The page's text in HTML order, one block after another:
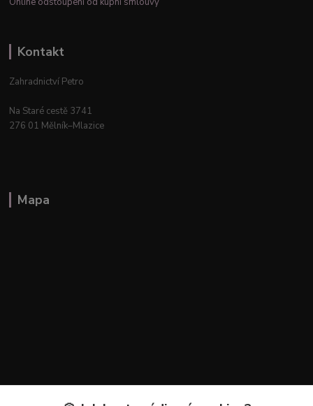
Kontakt
Zahradnictví Petro
Na Staré cestě 3741
276 01 Mělník–Mlazice
Mapa